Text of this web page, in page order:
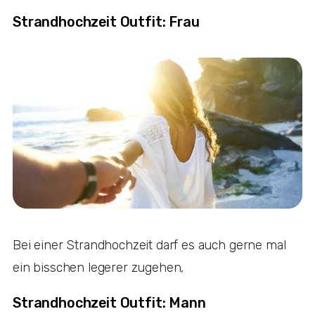
Strandhochzeit Outfit: Frau
Bei einer Strandhochzeit darf es auch gerne mal
ein bisschen legerer zugehen,
Strandhochzeit Outfit: Mann